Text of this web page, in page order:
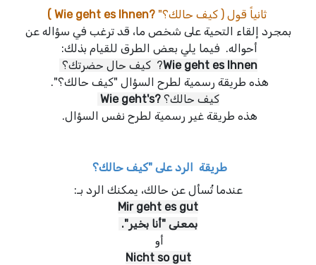
ثانياً قول ( كيف حالك؟" ?Wie geht es Ihnen )
بمجرد إلقاء التحية على شخص ما، قد ترغب في سؤاله عن
أحواله. فيما يلي بعض الطرق للقيام بذلك:
Wie geht es Ihnen? كيف حال حضرتك؟
هذه طريقة رسمية لطرح السؤال "كيف حالك؟".
كيف حالك؟?Wie geht's
هذه طريقة غير رسمية لطرح نفس السؤال.
طريقة الرد على "كيف حالك؟
عندما تُسأل عن حالك، يمكنك الرد بـ:
Mir geht es gut
بمعنى "أنا بخير".
أو
Nicht so gut